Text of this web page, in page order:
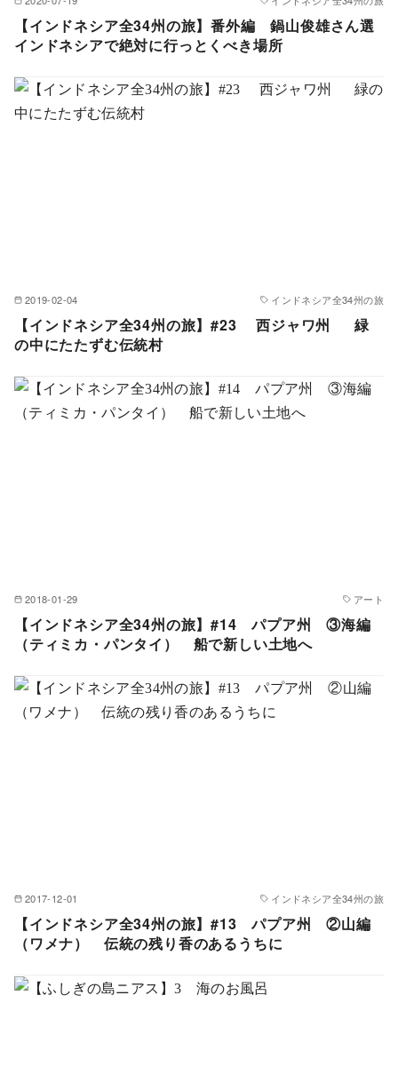
【インドネシア全34州の旅】番外編 鍋山俊雄さん選
インドネシアで絶対に行っとくべき場所
2019-02-04 インドネシア全34州の旅
【インドネシア全34州の旅】#23 西ジャワ州 緑
の中にたたずむ伝統村
2018-01-29 アート
【インドネシア全34州の旅】#14 パプア州 ③海編
（ティミカ・パンタイ） 船で新しい土地へ
2017-12-01 インドネシア全34州の旅
【インドネシア全34州の旅】#13 パプア州 ②山編
（ワメナ） 伝統の残り香のあるうちに